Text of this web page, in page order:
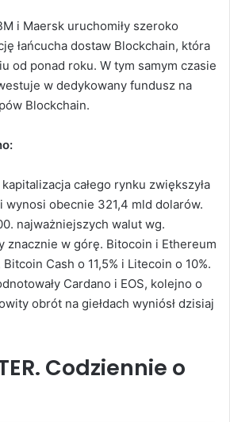
i Maersk uruchomiły szeroko
łańcucha dostaw Blockchain, która
od ponad roku. W tym samym czasie
w dedykowany fundusz na
Blockchain.
całego rynku zwiększyła
wynosi obecnie 321,4 mld dolarów.
najważniejszych walut wg.
znacznie w górę. Bitocoin i Ethereum
Bitcoin Cash o 11,5% i Litecoin o 10%.
Cardano i EOS, kolejno o
obrót na giełdach wyniósł dzisiaj
Codziennie o